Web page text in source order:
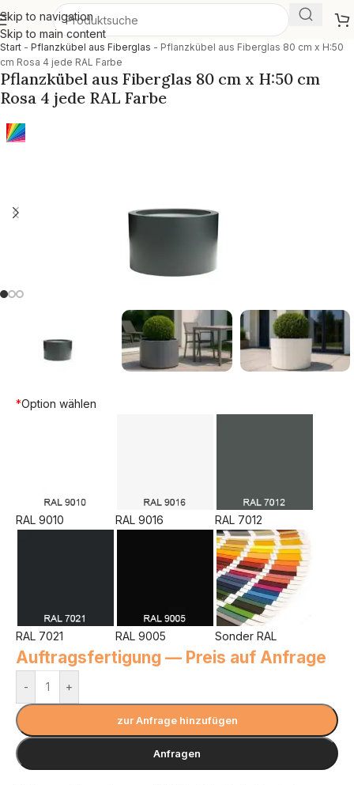
Skip to navigation
Skip to main content
Start - Pflanzkübel aus Fiberglas - Pflanzkübel aus Fiberglas 80 cm x H:50
cm Rosa 4 jede RAL Farbe
Pflanzkübel aus Fiberglas 80 cm x H:50 cm
Rosa 4 jede RAL Farbe
*Option wählen
RAL 9010 RAL 9016 RAL 7012
RAL 7021 RAL 9005 Sonder RAL
Auftragsfertigung — Preis auf Anfrage
- +
zur Anfrage hinzufügen
Anfragen